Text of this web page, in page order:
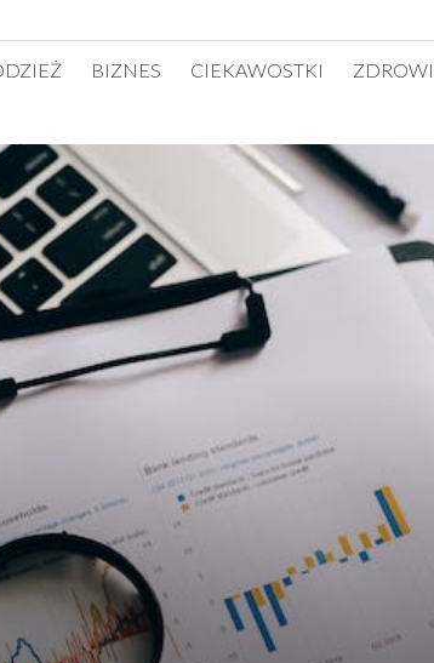
BIZNES CIEKAWOSTKI